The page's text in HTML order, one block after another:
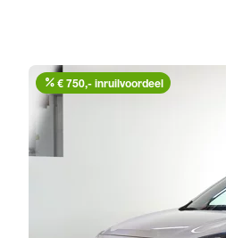
percent € 750,- inruilvoordeel